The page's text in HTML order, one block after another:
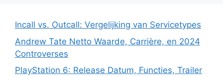
Incall vs. Outcall: Vergelijking van Servicetypes
Andrew Tate Netto Waarde, Carrière, en 2024
Controverses
PlayStation 6: Release Datum, Functies, Trailer